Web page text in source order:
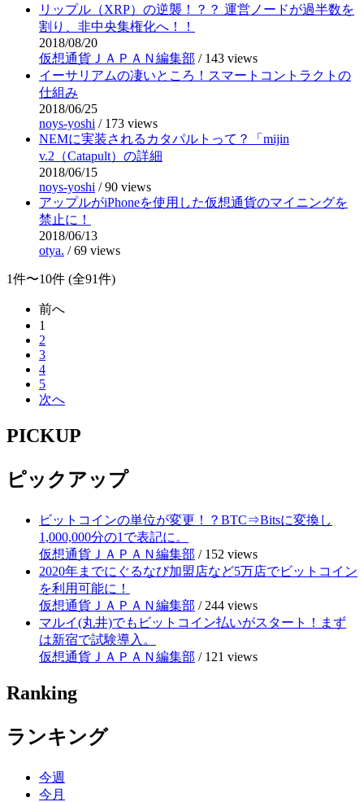
リップル（XRP）の逆襲！？？ 運営ノードが過半数を
割り、非中央集権化へ！！
2018/08/20
仮想通貨ＪＡＰＡＮ編集部 / 143 views
イーサリアムの凄いところ！スマートコントラクトの
仕組み
2018/06/25
noys-yoshi / 173 views
NEMに実装されるカタパルトって？「mijin
v.2（Catapult）の詳細
2018/06/15
noys-yoshi /90 views
アップルがiPhoneを使用した仮想通貨のマイニングを
禁止に！
2018/06/13
otya. /69 views
1件〜10件 (全91件)
前へ
1
2
3
4
5
次へ
PICKUP
ピックアップ
ビットコインの単位が変更！？BTC⇒Bitsに変換し
1,000,000分の1で表記に。
仮想通貨ＪＡＰＡＮ編集部 / 152 views
2020年までにぐるなび加盟店など5万店でビットコイン
を利用可能に！
仮想通貨ＪＡＰＡＮ編集部 / 244 views
マルイ(丸井)でもビットコイン払いがスタート！まず
は新宿で試験導入。
仮想通貨ＪＡＰＡＮ編集部 / 121 views
Ranking
ランキング
今週
今月